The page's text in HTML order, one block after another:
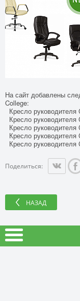
На сайт добавлены
College:
Кресло
Кресло
Кресло
Кресло
Кресло руководителя
Поделиться:
НАЗАД